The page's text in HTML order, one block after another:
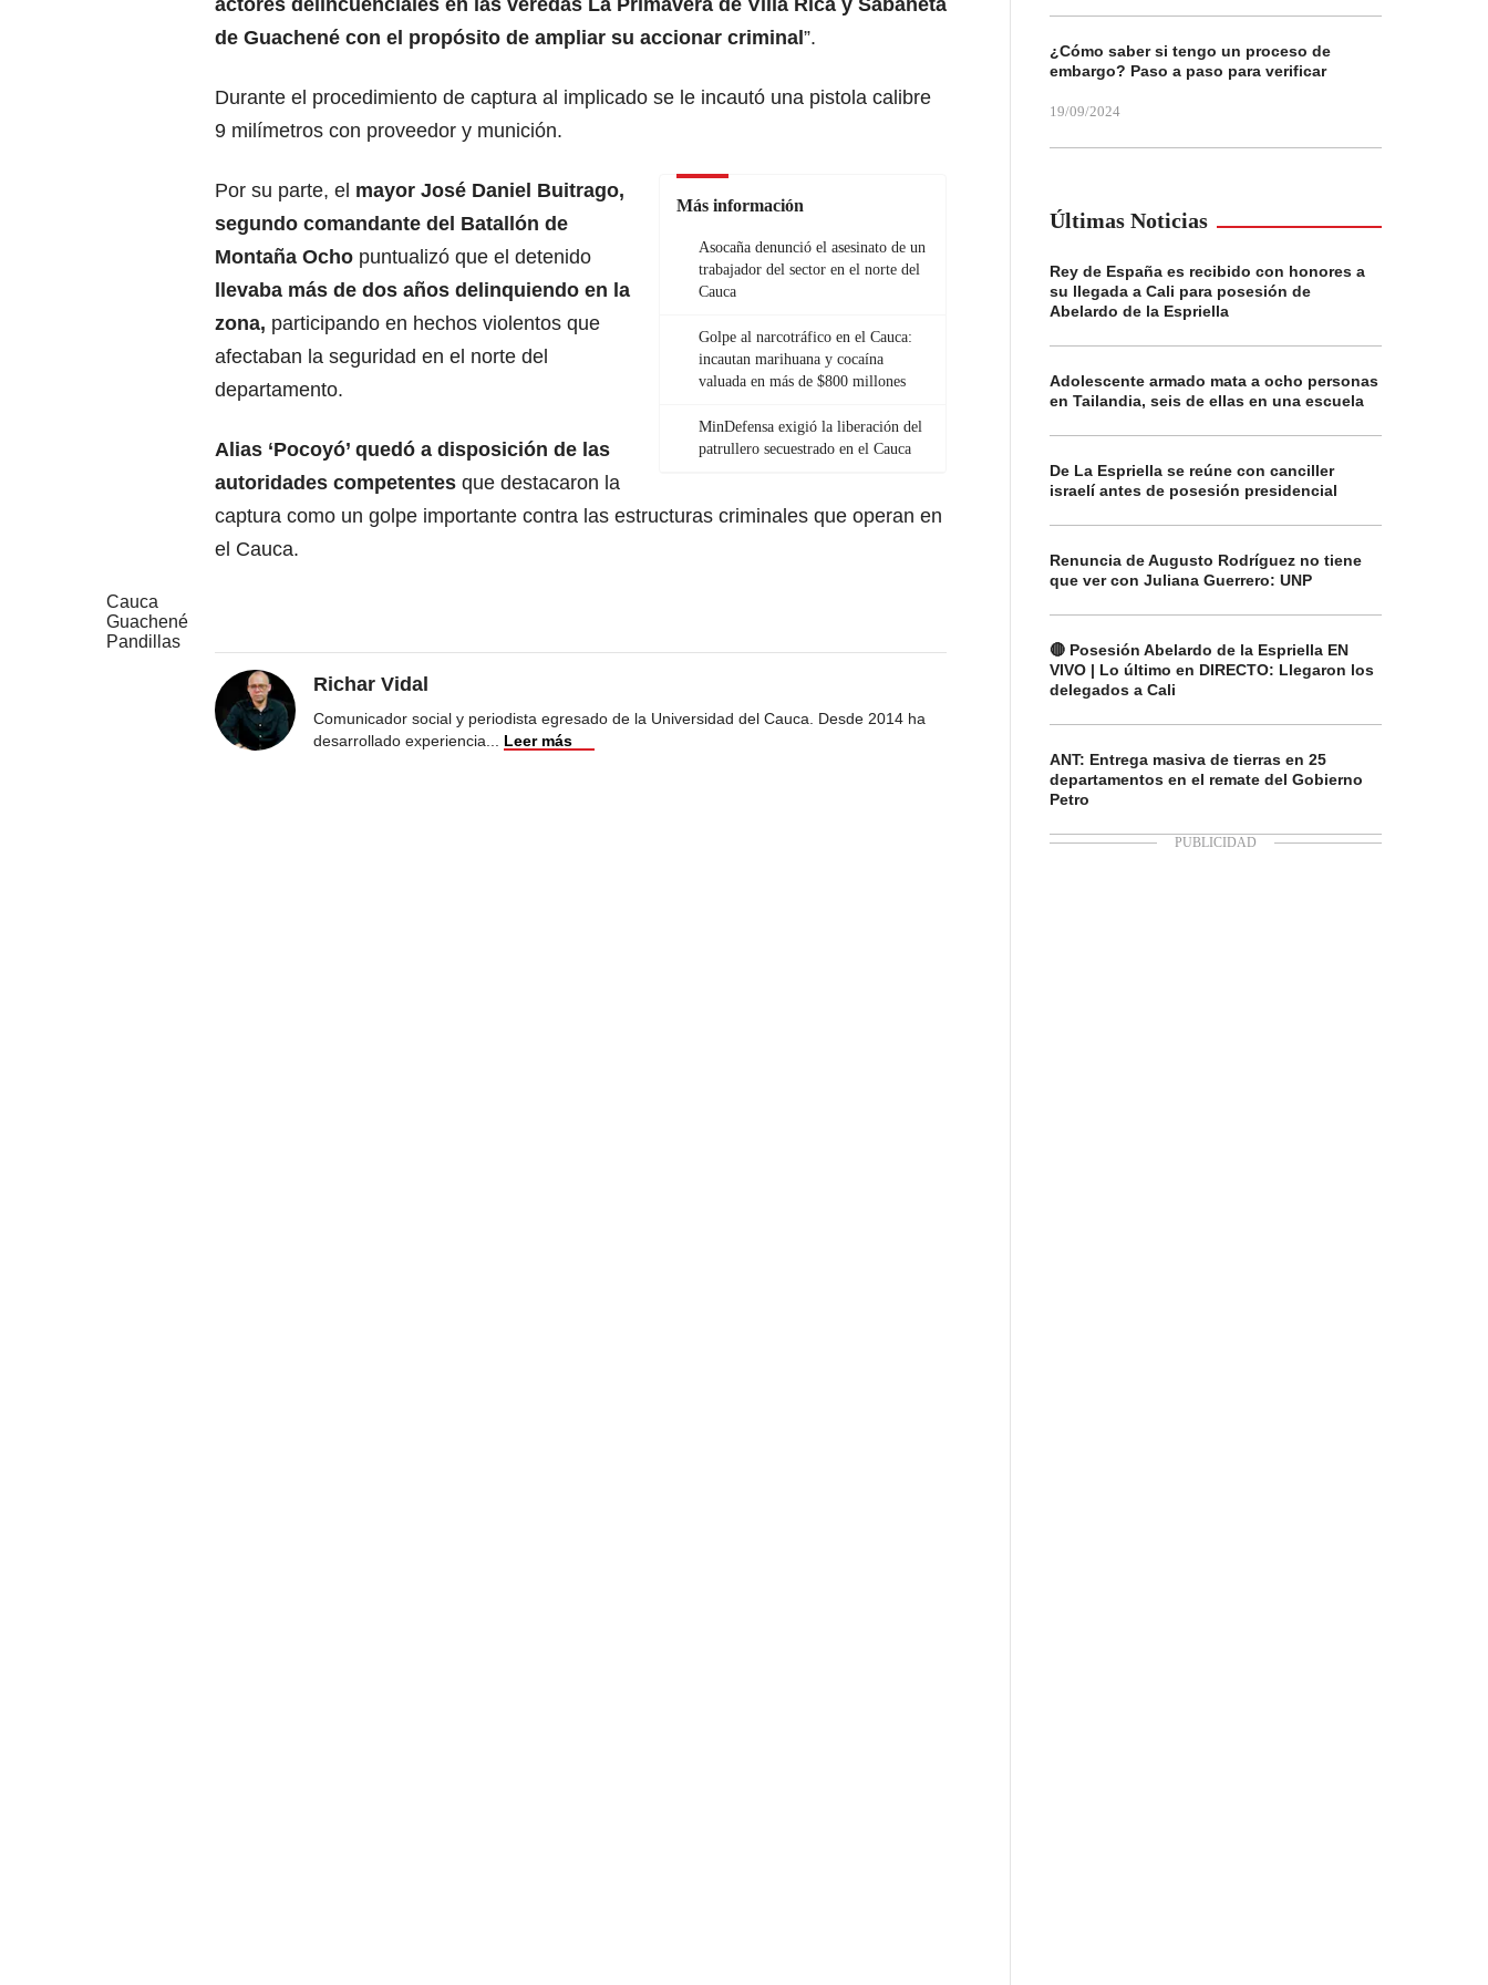
de Guachené con el propósito de ampliar su accionar criminal”.
Durante el procedimiento de captura al implicado se le incautó una pistola calibre
9 milímetros con proveedor y munición.
Más información
Asocaña denunció el asesinato de un
trabajador del sector en el norte del
Cauca
Golpe al narcotráfico en el Cauca:
incautan marihuana y cocaína
valuada en más de $800 millones
MinDefensa exigió la liberación del
patrullero secuestrado en el Cauca
Por su parte, el mayor José Daniel Buitrago,
segundo comandante del Batallón de
Montaña Ocho puntualizó que el detenido
llevaba más de dos años delinquiendo en la
zona, participando en hechos violentos que
afectaban la seguridad en el norte del
departamento.
Alias ‘Pocoyó’ quedó a disposición de las
autoridades competentes que destacaron la
captura como un golpe importante contra las estructuras criminales que operan en
el Cauca.
Cauca
Guachené
Pandillas
Richar Vidal
Comunicador social y periodista egresado de la Universidad del Cauca. Desde 2014 ha
desarrollado experiencia
Leer más
¿Cómo saber si tengo un proceso de
embargo? Paso a paso para verificar
19/09/2024
Últimas Noticias
Rey de España es recibido con honores a
su llegada a Cali para posesión de
Abelardo de la Espriella
Adolescente armado mata a ocho personas
en Tailandia, seis de ellas en una escuela
De La Espriella se reúne con canciller
israelí antes de posesión presidencial
Renuncia de Augusto Rodríguez no tiene
que ver con Juliana Guerrero: UNP
🔴 Posesión Abelardo de la Espriella EN
VIVO | Lo último en DIRECTO: Llegaron los
delegados a Cali
ANT: Entrega masiva de tierras en 25
departamentos en el remate del Gobierno
Petro